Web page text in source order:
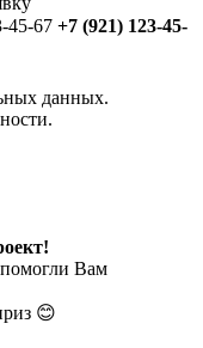
45-67 +7 (921) 123-45-
данных.
Вам
😊